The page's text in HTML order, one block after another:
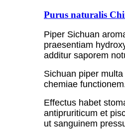
Purus naturalis
Piper Sichuan
praesentiam
additur saporem
Sichuan piper
chemiae
Effectus habet
antipruriticum et
ut sanguinem